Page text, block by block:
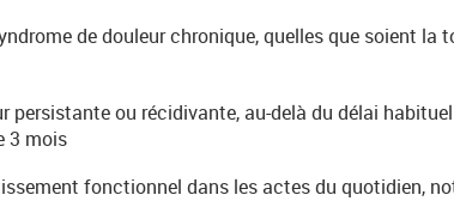
de douleur chronique, quelles que soient
persistante ou récidivante, au-delà du délai
3 mois
fonctionnel dans les actes du quotidien,